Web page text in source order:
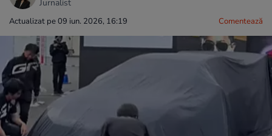
Jurnalist
Actualizat pe 09 iun. 2026, 16:19 Comentează